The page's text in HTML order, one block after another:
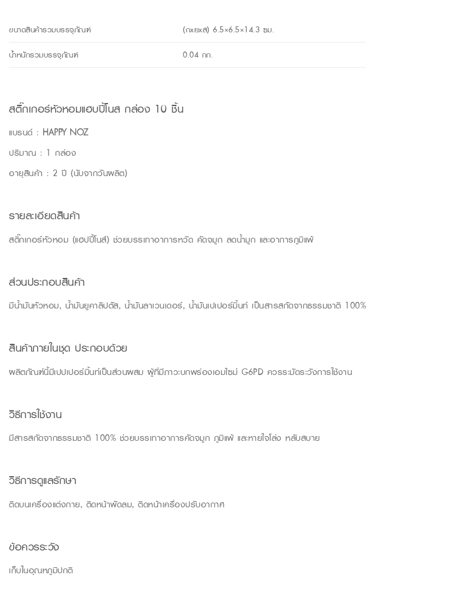
ขนาดสินค้ารวมบรรจุภัณฑ์
(กxยxส) 6.5×6.5×14.3 ซม.
น้ำหนักรวมบรรจุภัณฑ์
0.04 กก.
สติ๊กเกอร์หัวหอมแฮบปี้โนส กล่อง 10 ชิ้น
แบรนด์ : HAPPY NOZ
ปริมาณ : 1 กล่อง
อายุสินค้า : 2 ปี (นับจากวันผลิต)
รายละเอียดสินค้า
สติ๊กเกอร์หัวหอม (แฮปปี้โนส์) ช่วยบรรเทาอาการหวัด คัดจมูก ลดน้ำมูก และอาการภูมิแพ้
ส่วนประกอบสินค้า
มีน้ำมันหัวหอม, น้ำมันยูคาลิปตัส, น้ำมันลาเวนเดอร์, น้ำมันเปเปอร์มิ้นท์ เป็นสารสกัดจากธรรมชาติ 100%
สินค้าภายในชุด ประกอบด้วย
ผลิตภัณฑ์นี้มีเปปเปอร์มิ้นท์เป็นส่วนผสม ผู้ที่มีภาวะบกพร่องเอมไซม์ G6PD ควรระมัดระวังการใช้งาน
วิธีการใช้งาน
มีสารสกัดจากธรรมชาติ 100% ช่วยบรรเทาอาการคัดจมูก ภูมิแพ้ และหายใจโล่ง หลับสบาย
วิธีการดูแลรักษา
ติดบนเครื่องแต่งกาย, ติดหน้าพัดลม, ติดหน้าเครื่องปรับอากาศ
ข้อควรระวัง
เก็บในอุณหภูมิปกติ